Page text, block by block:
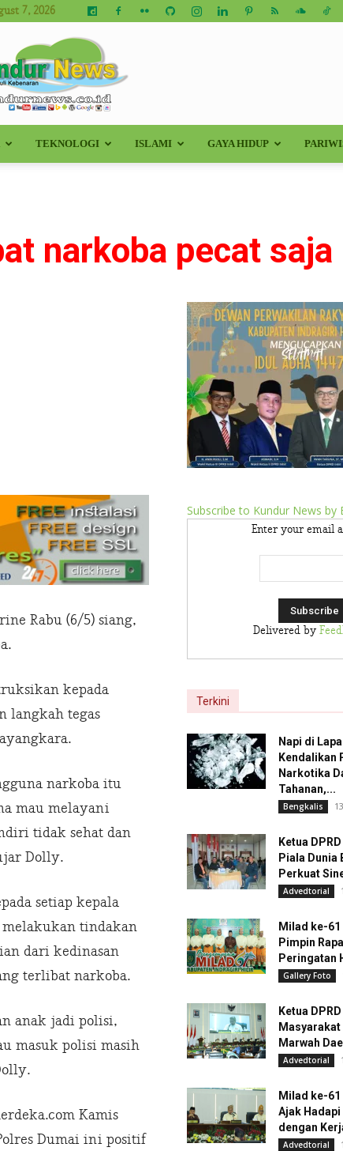
7, 2026
Kundur
News
TEKNOLOGI ISLAMI GAYA HIDUP
narkoba pecat saja
Rabu (6/5) siang,
kepada
langkah tegas
narkoba itu
mau melayani
tidak sehat dan
Dolly.
setiap kepala
tindakan
dari kedinasan
terlibat narkoba.
anak jadi polisi,
masuk polisi masih
Kamis
Dumai ini positif
Subscribe to Kundur News by
Enter your email
Delivered by
Terkini
Napi di
Kendalikan
Narkotika
Tahanan,...
Bengkalis
Ketua
Piala Dunia
Perkuat
Advedtorial
Milad ke-61
Pimpin
Peringatan
Gallery Foto
Ketua
Marwah
Advedtorial
Milad ke-61
Ajak
dengan
Advedtorial